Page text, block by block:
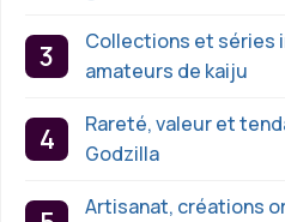
Collections et séries
amateurs de kaiju
Rareté, valeur et
Godzilla
Artisanat, créations